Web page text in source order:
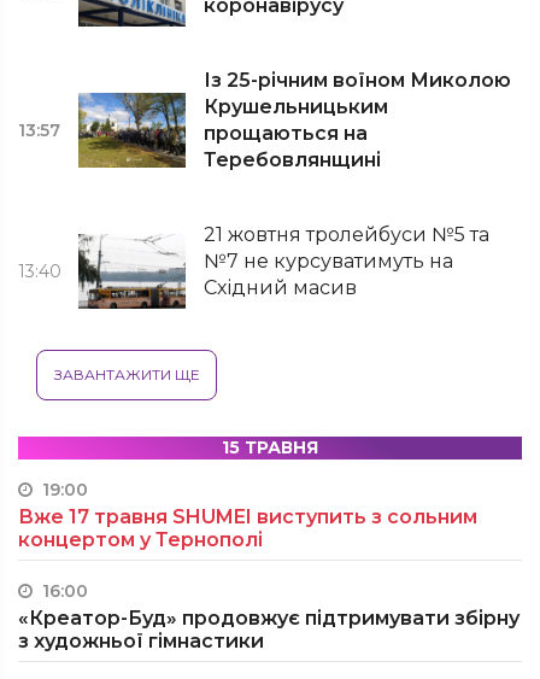
коронавірусу
13:57
Із 25-річним воїном Миколою
Крушельницьким
прощаються на
Теребовлянщині
13:40
21 жовтня тролейбуси №5 та
№7 не курсуватимуть на
Східний масив
ЗАВАНТАЖИТИ ЩЕ
15 ТРАВНЯ
19:00
Вже 17 травня SHUMEI виступить з сольним
концертом у Тернополі
16:00
«Креатор-Буд» продовжує підтримувати збірну
з художньої гімнастики